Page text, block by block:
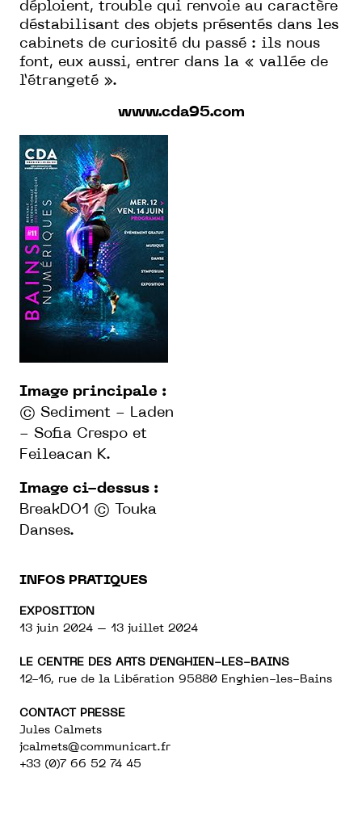
déploient, trouble qui renvoie au caractère
déstabilisant des objets présentés dans les
cabinets de curiosité du passé : ils nous
font, eux aussi, entrer dans la « vallée de
l’étrangeté ».
www.cda95.com
Image principale :
© Sediment - Laden
- Sofia Crespo et
Feileacan K.
Image ci-dessus :
BreakDO1 © Touka
Danses.
INFOS PRATIQUES
EXPOSITION
13 juin 2024 – 13 juillet 2024
LE CENTRE DES ARTS D'ENGHIEN-LES-BAINS
12-16, rue de la Libération 95880 Enghien-les-Bains
CONTACT PRESSE
Jules Calmets
jcalmets@communicart.fr
+33 (0)7 66 52 74 45